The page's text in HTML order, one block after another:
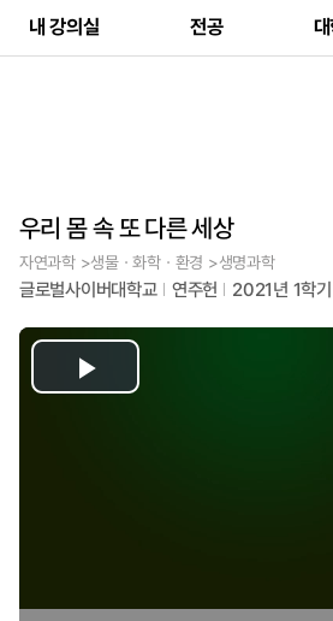
내 강의실 전공
우리 몸 속 또 다른 세상
자연과학 >생물ㆍ화학ㆍ환경 >생명과학
글로벌사이버대학교 연주헌 2021년 1학기
Play